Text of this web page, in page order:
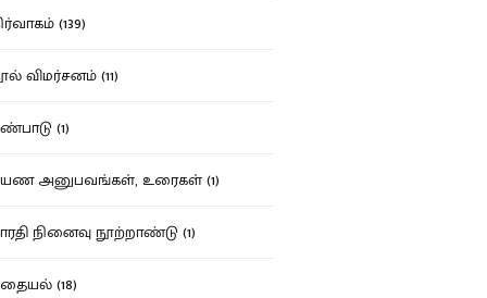
(139)
விமர்சனம் (11)
(1)
அனுபவங்கள், உரைகள் (1)
நினைவு நூற்றாண்டு (1)
(18)